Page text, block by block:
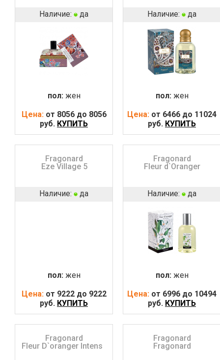
Наличие: да
пол: жен
Цена: от 8056 до 8056
руб. КУПИТЬ
Наличие: да
пол: жен
Цена: от 6466 до 11024
руб. КУПИТЬ
Fragonard
Eze Village 5
Наличие: да
пол: жен
Цена: от 9222 до 9222
руб. КУПИТЬ
Fragonard
Fleur d`Oranger
Наличие: да
пол: жен
Цена: от 6996 до 10494
руб. КУПИТЬ
Fragonard
Fleur D`oranger Intense
Fragonard
Fragonard